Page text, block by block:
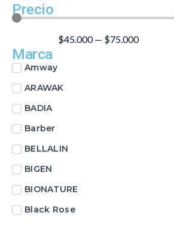
Precio
$45.000— $75.000
Marca
Amway
ARAWAK
BADIA
Barber
BELLALIN
BIGEN
BIONATURE
Black Rose